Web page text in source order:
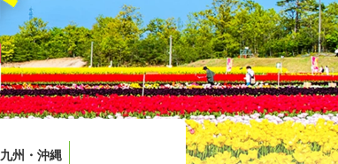
九州・沖縄